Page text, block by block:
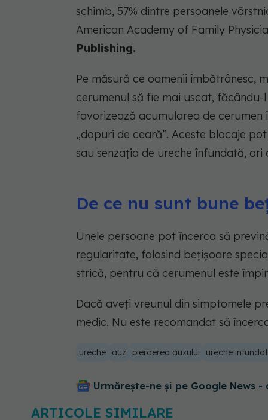
schimb, 57% dintre persoanele
American Academy of Family
Publishing.
Pe măsură ce oamenii îmbătrânesc,
cerumenul să fie mai uscat,
favorizează acumularea de
„dopuri de ceară”. Aceste blocaje
sau senzația de ureche înfundată,
De ce nu sunt bune
Unele persoane pot încerca să
regularitate, folosind bețișoare
strică, pentru că cerumenul este
Dacă aveți vreunul din simptomele
medic. Nu este recomandat să
ureche auz pierderea auzului ureche
Urmărește-ne și pe Google News -
ARTICOLE SIMILARE